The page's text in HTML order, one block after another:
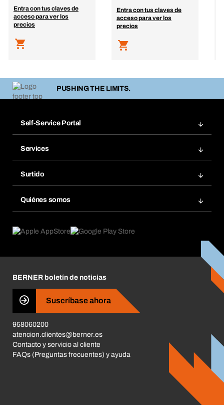
Entra con tus claves de
acceso para ver los
precios
Entra con tus claves de
acceso para ver los
precios
PUSHING THE LIMITS.
Self-Service Portal
Grupos Favoritos
Repetir pedido
Pedidos programados
Services
Gestión Química
eProcurement
Buscadores de productos
Surtido
Quiénes somos
Lo que nos mueve
Tiendas BERNER
Business Conduct
BERNER boletín de noticias
Suscríbase ahora
958060200
atencion.clientes@berner.es
Contacto y servicio al cliente
FAQs (Preguntas frecuentes) y ayuda